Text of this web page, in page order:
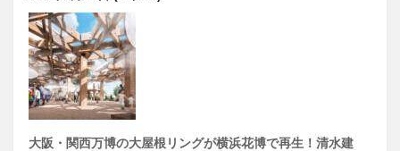
大阪・関西万博の大屋根リングが横浜花博で再生！清水建